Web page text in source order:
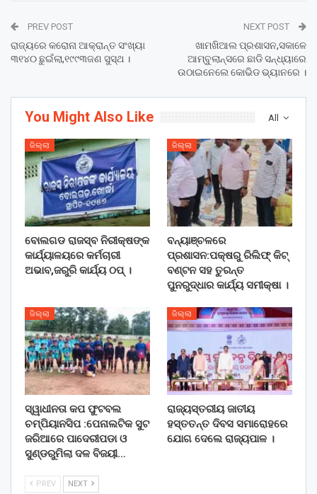
PREV POST
ରାଜ୍ୟରେ କରୋନା ଆକ୍ରାନ୍ତ ସଂଖ୍ୟା
୩୧୪୦ ଛୁଇଁଲା,୧୯୯୩ଜଣ ସୁସ୍ଥ ।
NEXT POST
ଖାମଖିଆଲ ପ୍ରଶାସନ,ସକାଳେ
ଆମ୍ବୁଲାନ୍ସରେ ଛାଡି ସନ୍ଧ୍ୟାରେ
ଉଠାଇନେଲେ କୋଭିଡ ଭ୍ୟାନରେ ।
All
You Might Also Like
ଜିଲ୍ଲା
ବୋଲଗଡ ରାଜସ୍ବ ନିରୀକ୍ଷଙ୍କ
କାର୍ଯ୍ୟାଳୟରେ କର୍ମଚାରୀ
ଅଭାବ,ଜରୁରି କାର୍ଯ୍ୟ ଠପ୍ ।
ଜିଲ୍ଲା
ବନ୍ୟାଞ୍ଚଳରେ
ପ୍ରଶାସନ:ପକ୍ଷରୁ ରିଲିଫ୍ କିଟ୍
ବଣ୍ଟନ ସହ ତୁରନ୍ତ
ପୁନରୁଦ୍ଧାର କାର୍ଯ୍ୟ ସମୀକ୍ଷା ।
ଜିଲ୍ଲା
ସ୍ୱାଧୀନତା କପ ଫୁଟବଲ
ଚମ୍ପିୟାନସିପ :ପେନାଲଟିକ ସୁଟ
ଜରିଆରେ ପାଦେରୀପଡା ଓ
ସୁଣ୍ଡରୁମିଲା ଦଳ ବିଜୟୀ…
ଜିଲ୍ଲା
ରାଜ୍ୟସ୍ତରୀୟ ଜାତୀୟ
ହସ୍ତତନ୍ତ ଦିବସ ସମାରୋହରେ
ଯୋଗ ଦେଲେ ରାଜ୍ୟପାଳ ।
PREV NEXT